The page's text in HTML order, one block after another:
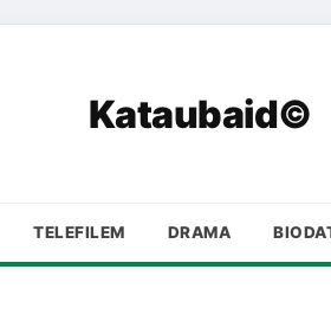
Kataubaid©
TELEFILEM DRAMA